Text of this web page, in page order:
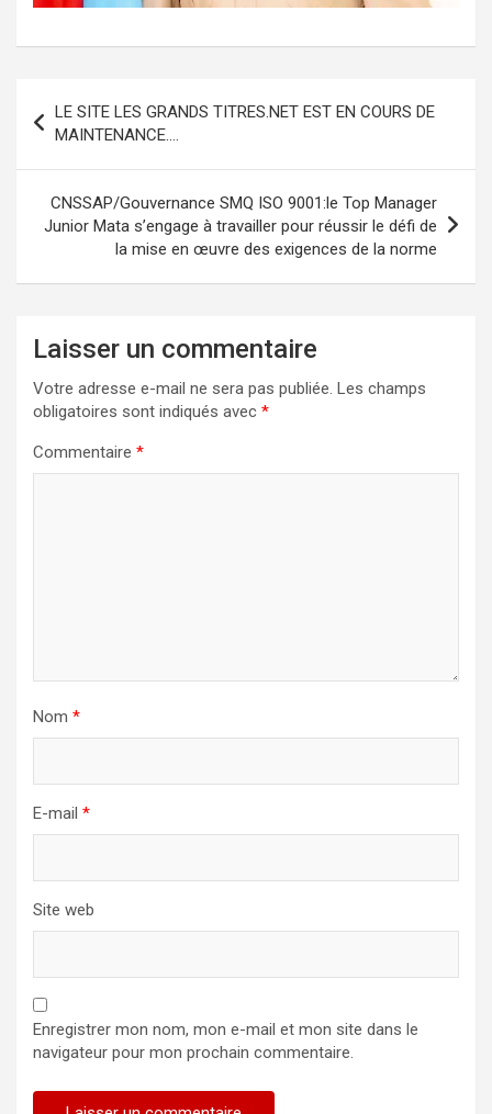
de
l’article
LE SITE LES GRANDS TITRES.NET EST EN COURS DE
MAINTENANCE….
CNSSAP/Gouvernance SMQ ISO 9001:le Top Manager
Junior Mata s’engage à travailler pour réussir le défi de
la mise en œuvre des exigences de la norme
Laisser un commentaire
Votre adresse e-mail ne sera pas publiée. Les champs
obligatoires sont indiqués avec *
Commentaire *
Nom *
E-mail *
Site web
Enregistrer mon nom, mon e-mail et mon site dans le
navigateur pour mon prochain commentaire.